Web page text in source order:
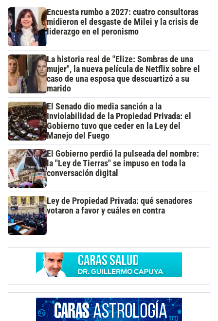
Encuesta rumbo a 2027: cuatro consultoras
midieron el desgaste de Milei y la crisis de
liderazgo en el peronismo
La historia real de "Elize: Sombras de una
mujer", la nueva película de Netflix sobre el
caso de una esposa que descuartizó a su
marido
El Senado dio media sanción a la
Inviolabilidad de la Propiedad Privada: el
Gobierno tuvo que ceder en la Ley del
Manejo del Fuego
El Gobierno perdió la pulseada del nombre:
la "Ley de Tierras" se impuso en toda la
conversación digital
Ley de Propiedad Privada: qué senadores
votaron a favor y cuáles en contra